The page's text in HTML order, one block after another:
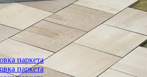
основание (огрунтованную
жесткого приклеивания